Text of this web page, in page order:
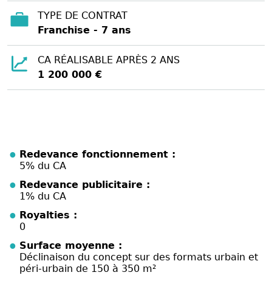
TYPE DE CONTRAT
Franchise - 7 ans
CA RÉALISABLE APRÈS 2 ANS
1 200 000 €
Redevance fonctionnement :
5% du CA
Redevance publicitaire :
1% du CA
Royalties :
0
Surface moyenne :
Déclinaison du concept sur des formats urbain et
péri-urbain de 150 à 350 m²